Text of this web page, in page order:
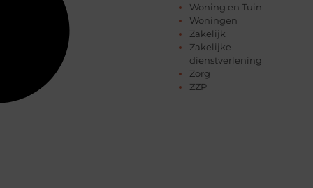
Woning en Tuin
Woningen
Zakelijk
Zakelijke
dienstverlening
Zorg
ZZP